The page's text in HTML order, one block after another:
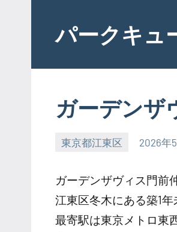
contentパークキュ
ガーデンザ
東京都江東区 2026年
ガーデンザヴィス門前
江東区冬木にある築1年
最寄駅は東京メトロ東